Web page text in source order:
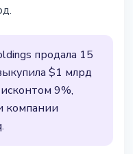
продала 15
$1 млрд
9%,
компании